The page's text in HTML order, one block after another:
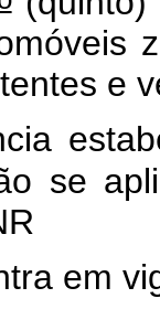
e
se
em